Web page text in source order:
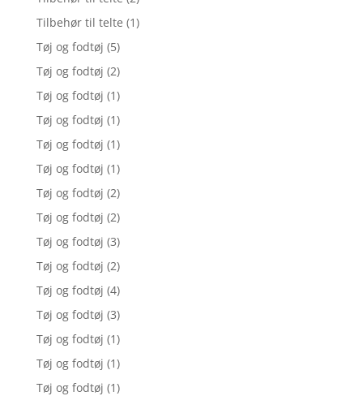
Tilbehør til telte (1)
Tøj og fodtøj (5)
Tøj og fodtøj (2)
Tøj og fodtøj (1)
Tøj og fodtøj (1)
Tøj og fodtøj (1)
Tøj og fodtøj (1)
Tøj og fodtøj (2)
Tøj og fodtøj (2)
Tøj og fodtøj (3)
Tøj og fodtøj (2)
Tøj og fodtøj (4)
Tøj og fodtøj (3)
Tøj og fodtøj (1)
Tøj og fodtøj (1)
Tøj og fodtøj (1)